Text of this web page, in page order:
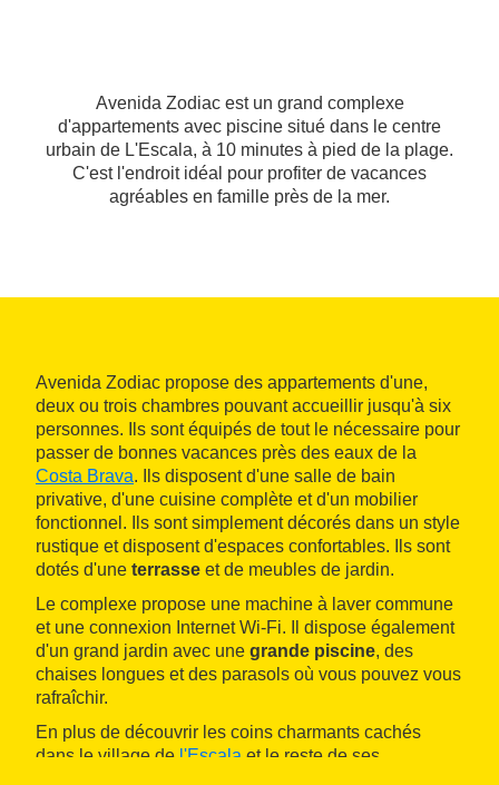
Avenida Zodiac est un grand complexe
d'appartements avec piscine situé dans le centre
urbain de L'Escala, à 10 minutes à pied de la plage.
C'est l'endroit idéal pour profiter de vacances
agréables en famille près de la mer.
Avenida Zodiac propose des appartements d'une,
deux ou trois chambres pouvant accueillir jusqu'à six
personnes. Ils sont équipés de tout le nécessaire pour
passer de bonnes vacances près des eaux de la
Costa Brava. Ils disposent d'une salle de bain
privative, d'une cuisine complète et d'un mobilier
fonctionnel. Ils sont simplement décorés dans un style
rustique et disposent d'espaces confortables. Ils sont
dotés d'une terrasse et de meubles de jardin.
Le complexe propose une machine à laver commune
et une connexion Internet Wi-Fi. Il dispose également
d'un grand jardin avec une grande piscine, des
chaises longues et des parasols où vous pouvez vous
rafraîchir.
En plus de découvrir les coins charmants cachés
dans le village de l'Escala et le reste de ses